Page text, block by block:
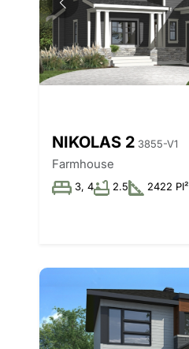
NIKOLAS 2 3855-V1
Farmhouse
3, 4 2.5 2422 PI²